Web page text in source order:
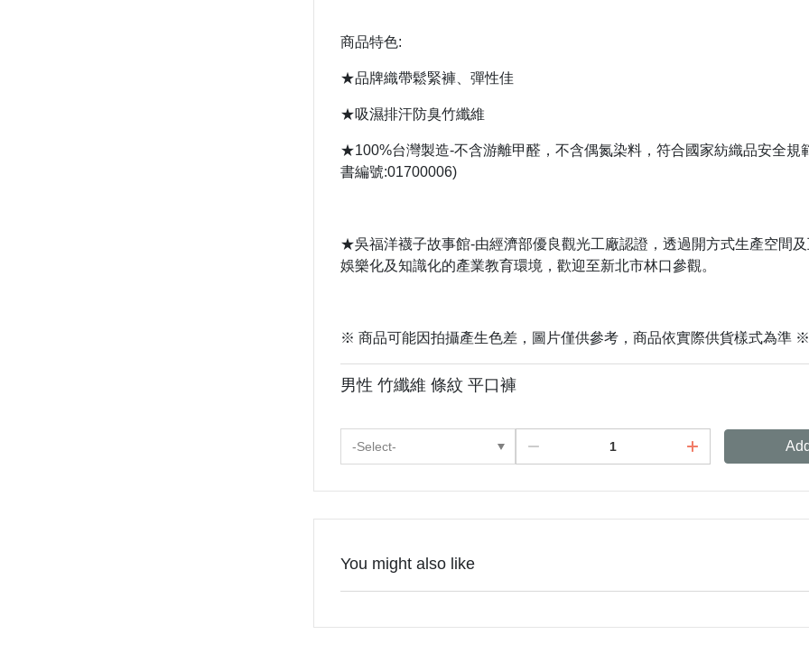
商品特色:
★品牌織帶鬆緊褲、彈性佳
★吸濕排汗防臭竹纖維
★100%台灣製造-不含游離甲醛，不含偶氮染料，符合國家紡織品安全規
書編號:01700006)
★吳福洋襪子故事館-由經濟部優良觀光工廠認證，透過開方式生產空間
娛樂化及知識化的產業教育環境，歡迎至新北市林口參觀。
※ 商品可能因拍攝產生色差，圖片僅供參考，商品依實際供貨樣式為準 ※
男性 竹纖維 條紋 平口褲
-Select-
You might also like